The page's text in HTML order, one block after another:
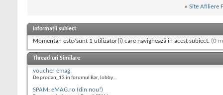
« Site Afiliere
Informații subiect
Momentan este/sunt 1 utilizator(i) care navighează în acest subiect. (0
Thread-uri Similare
voucher emag
De prodan_13 în forumul Bar, lobby...
SPAM: eMAG.ro (din nou!)